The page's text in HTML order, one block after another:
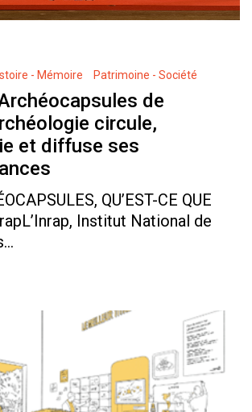
- Mémoire Patrimoine - Société
de
circule,
et diffuse ses
QU’EST-CE QUE
Institut National de